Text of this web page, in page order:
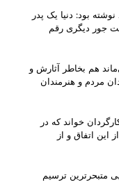
بود: دنیا یک پدر
جور دیگری رقم
هم بخاطر آثارش و
مردم و هنرمندان
خواند که در
این اتفاق و از
متبحرترین ترسیم